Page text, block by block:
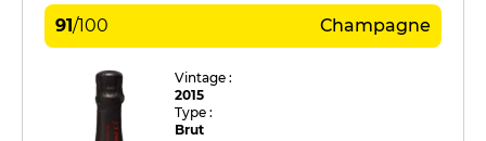
91/100 Champagne
Vintage :
2015
Type :
Brut